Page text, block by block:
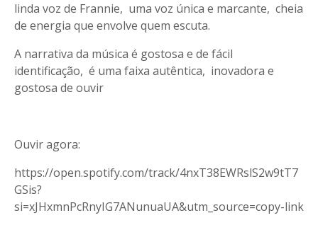
linda voz de Frannie, uma voz única e marcante, cheia
de energia que envolve quem escuta.
A narrativa da música é gostosa e de fácil
identificação, é uma faixa autêntica, inovadora e
gostosa de ouvir
Ouvir agora:
https://open.spotify.com/track/4nxT38EWRslS2w9tT7
GSis?
si=xJHxmnPcRnyIG7ANunuaUA&utm_source=copy-link